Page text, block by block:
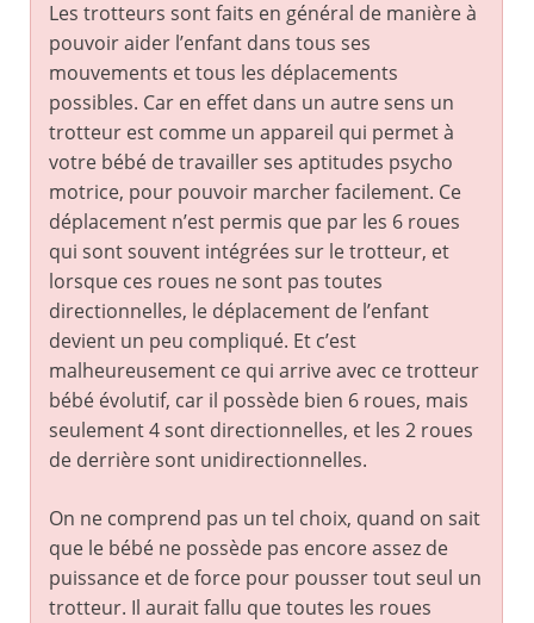
Les trotteurs sont faits en général de manière à
pouvoir aider l’enfant dans tous ses
mouvements et tous les déplacements
possibles. Car en effet dans un autre sens un
trotteur est comme un appareil qui permet à
votre bébé de travailler ses aptitudes psycho
motrice, pour pouvoir marcher facilement. Ce
déplacement n’est permis que par les 6 roues
qui sont souvent intégrées sur le trotteur, et
lorsque ces roues ne sont pas toutes
directionnelles, le déplacement de l’enfant
devient un peu compliqué. Et c’est
malheureusement ce qui arrive avec ce trotteur
bébé évolutif, car il possède bien 6 roues, mais
seulement 4 sont directionnelles, et les 2 roues
de derrière sont unidirectionnelles.
On ne comprend pas un tel choix, quand on sait
que le bébé ne possède pas encore assez de
puissance et de force pour pousser tout seul un
trotteur. Il aurait fallu que toutes les roues